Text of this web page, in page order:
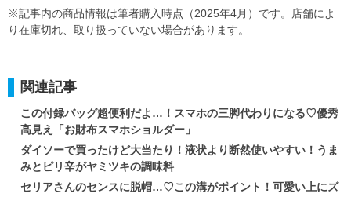
※記事内の商品情報は筆者購入時点（2025年4月）です。店舗によ
り在庫切れ、取り扱っていない場合があります。
関連記事
この付録バッグ超便利だよ…！スマホの三脚代わりになる♡優秀
高見え「お財布スマホショルダー」
ダイソーで買ったけど大当たり！液状より断然使いやすい！うま
みとピリ辛がヤミツキの調味料
セリアさんのセンスに脱帽…♡この溝がポイント！可愛い上にズ